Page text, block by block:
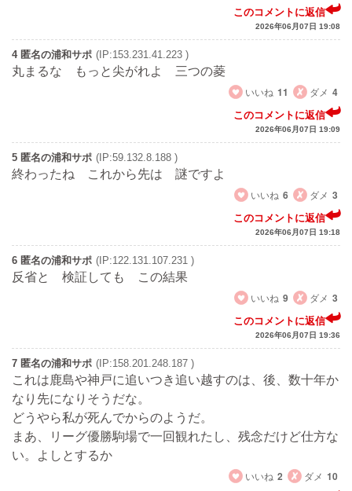
このコメントに返信
2026年06月07日 19:08
4 匿名の浦和サポ (IP:153.231.41.223 )
丸まるな もっと尖がれよ 三つの菱
いいね 11 ダメ 4
このコメントに返信
2026年06月07日 19:09
5 匿名の浦和サポ (IP:59.132.8.188 )
終わったね これから先は 謎ですよ
いいね 6 ダメ 3
このコメントに返信
2026年06月07日 19:18
6 匿名の浦和サポ (IP:122.131.107.231 )
反省と 検証しても この結果
いいね 9 ダメ 3
このコメントに返信
2026年06月07日 19:36
7 匿名の浦和サポ (IP:158.201.248.187 )
これは鹿島や神戸に追いつき追い越すのは、後、数十年か
なり先になりそうだな。
どうやら私が死んでからのようだ。
まあ、リーグ優勝駒場で一回観れたし、残念だけど仕方な
い。よしとするか
いいね 2 ダメ 10